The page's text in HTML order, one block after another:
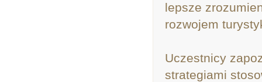
lepsze
rozwojem
Uczestnicy
strategiami